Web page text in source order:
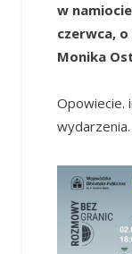
w
czerwca,
Monika
Opowiecie.
wydarzenia.